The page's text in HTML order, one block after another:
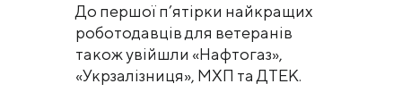
До першої п’ятірки найкращих
роботодавців для ветеранів
також увійшли «Нафтогаз»,
«Укрзалізниця», МХП та ДТЕК.